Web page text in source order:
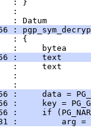
: }
:
: Datum
:
: {
:     bytea
:     text
:     text
:
:
:     data =
:     key =
:     if
:         arg =